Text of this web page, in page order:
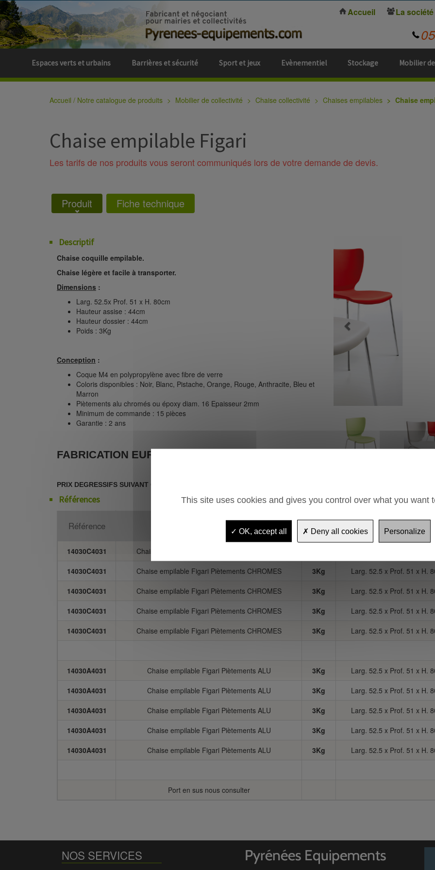
Espaces verts et urbains Barrières et sécurité Sport et jeux Evènementiel Stockage Mobilier
Accueil La société
Accueil / Notre catalogue de produits Mobilier de collectivité Chaise collectivité Chaises empilables Chaise
Chaise empilable Figari
Les tarifs de nos produits vous seront communiqués lors de votre demande de devis.
Produit Fiche technique
Descriptif
Chaise coquille empilable.
Chaise légère et facile à transporter.
Dimensions :
Larg. 52.5x Prof. 51 x H. 80cm
Hauteur assise : 44cm
Hauteur dossier : 44cm
Poids : 3Kg
Conception :
Coque M4 en polypropylène avec fibre de verre
Coloris disponibles : Noir, Blanc, Pistache, Orange, Rouge, Anthracite, Bleu et
Marron
Piètements alu chromés ou époxy diam. 16 Epaisseur 2mm
Minimum de commande : 15 pièces
Garantie : 2 ans
FABRICATION EUROPEENNE
PRIX DEGRESSIFS SUIVANT QUANTITATIF
Références
Référence Poids Dimensions
14030C4031 Chaise empilable Figari Piètements CHROMES
14030C4031 Chaise empilable Figari Piètements CHROMES 3Kg Larg. 52.5 x Prof. 51 x H.
14030C4031 Chaise empilable Figari Piètements CHROMES 3Kg Larg. 52.5 x Prof. 51 x H.
14030C4031 Chaise empilable Figari Piètements CHROMES 3Kg Larg. 52.5 x Prof. 51 x H.
14030C4031 Chaise empilable Figari Piètements CHROMES 3Kg Larg. 52.5 x Prof. 51 x H.
14030A4031 Chaise empilable Figari Piètements ALU 3Kg Larg. 52.5 x Prof. 51 x H.
14030A4031 Chaise empilable Figari Piètements ALU 3Kg Larg. 52.5 x Prof. 51 x H.
14030A4031 Chaise empilable Figari Piètements ALU 3Kg Larg. 52.5 x Prof. 51 x H.
14030A4031 Chaise empilable Figari Piètements ALU 3Kg Larg. 52.5 x Prof. 51 x H.
14030A4031 Chaise empilable Figari Piètements ALU 3Kg Larg. 52.5 x Prof. 51 x H.
Port en sus nous consulter
NOS SERVICES
This site uses cookies and gives you control over what you want
OK, accept all Deny all cookies Personalize